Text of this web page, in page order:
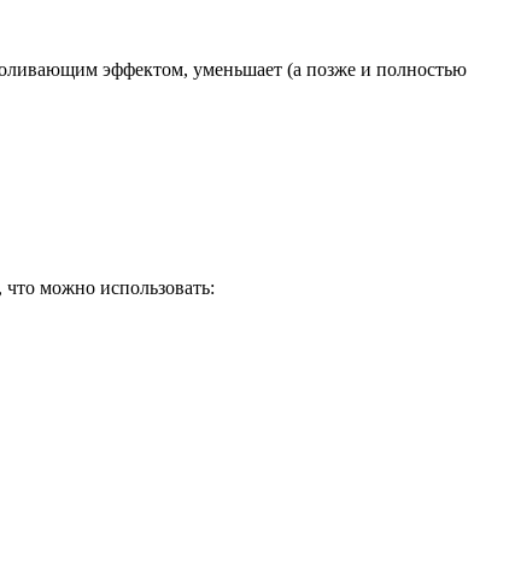
эффектом, уменьшает (а позже и полностью
можно использовать: